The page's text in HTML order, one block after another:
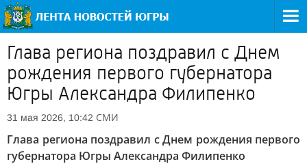
Глава региона поздравил с Днем
рождения первого губернатора
Югры Александра Филипенко
31 мая 2026, 10:42 СМИ
Глава региона поздравил с Днем рождения первого
губернатора Югры Александра Филипенко